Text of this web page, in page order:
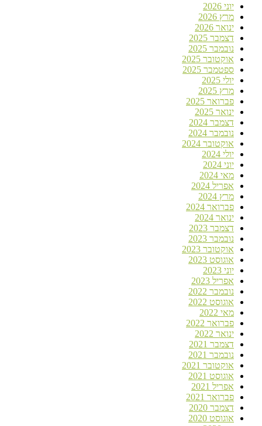
יוני 2026
מרץ 2026
ינואר 2026
דצמבר 2025
נובמבר 2025
אוקטובר 2025
ספטמבר 2025
יולי 2025
מרץ 2025
פברואר 2025
ינואר 2025
דצמבר 2024
נובמבר 2024
אוקטובר 2024
יולי 2024
יוני 2024
מאי 2024
אפריל 2024
מרץ 2024
פברואר 2024
ינואר 2024
דצמבר 2023
נובמבר 2023
אוקטובר 2023
אוגוסט 2023
יוני 2023
אפריל 2023
נובמבר 2022
אוגוסט 2022
מאי 2022
פברואר 2022
ינואר 2022
דצמבר 2021
נובמבר 2021
אוקטובר 2021
אוגוסט 2021
אפריל 2021
פברואר 2021
דצמבר 2020
אוגוסט 2020